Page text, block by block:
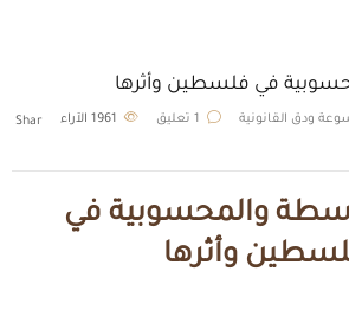
في فلسطين وأثرها
ودق القانونية 1 تعليق الآراء
Shar
والمحسوبية في
وأثرها